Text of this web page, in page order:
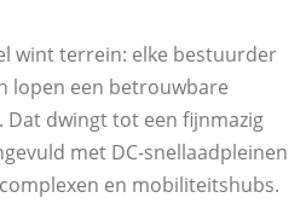
wint terrein: elke bestuurder
lopen een betrouwbare
Dat dwingt tot een fijnmazig
met DC-snellaadpleinen
en mobiliteitshubs.